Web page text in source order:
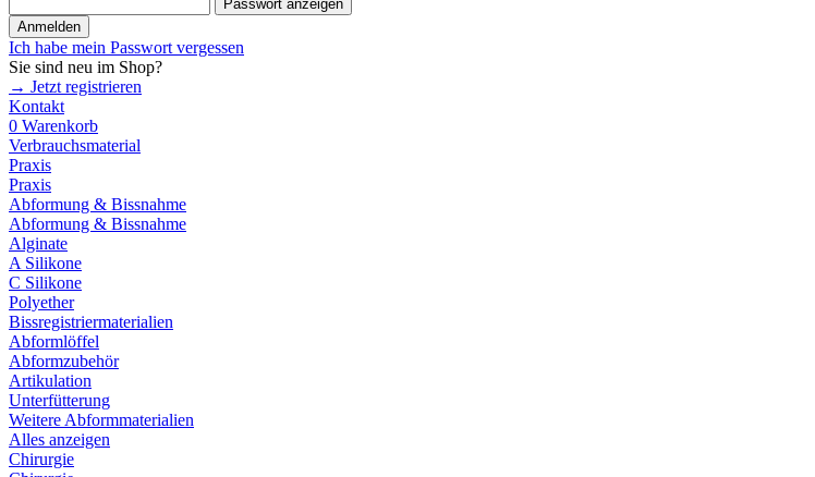
Passwort anzeigen
Anmelden
Ich habe mein Passwort vergessen
Sie sind neu im Shop?
→ Jetzt registrieren
Kontakt
0 Warenkorb
Verbrauchsmaterial
Praxis
Praxis
Abformung & Bissnahme
Abformung & Bissnahme
Alginate
A Silikone
C Silikone
Polyether
Bissregistriermaterialien
Abformlöffel
Abformzubehör
Artikulation
Unterfütterung
Weitere Abformmaterialien
Alles anzeigen
Chirurgie